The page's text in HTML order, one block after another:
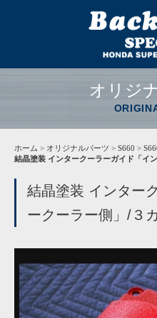
オリジ
ホーム > オリジナルパーツ > S660 >
結晶塗装 インタークーラーガイド「イ
結晶塗装 インター
ークーラー側」/３